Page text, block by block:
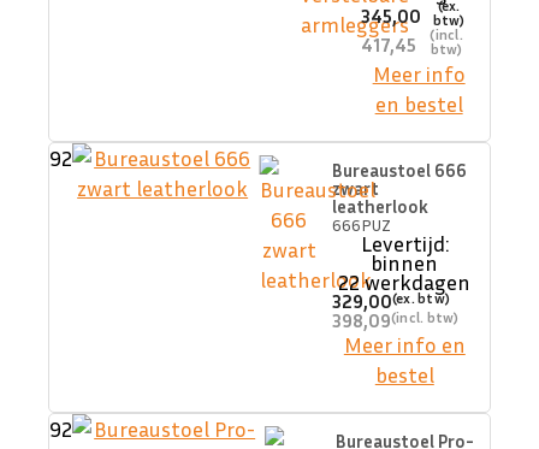
345,00
417,45
Meer info
en bestel
92
Bureaustoel 666
zwart
leatherlook
666PUZ
Levertijd:
binnen
22 werkdagen
329,00
398,09
Meer info en
bestel
92
Bureaustoel Pro-